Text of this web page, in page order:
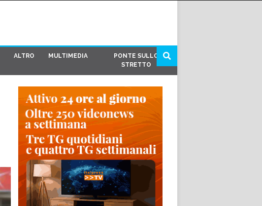
ALTRO MULTIMEDIA
PONTE SULLO
STRETTO